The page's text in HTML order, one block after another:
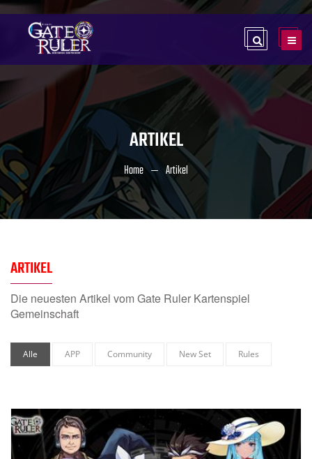
ARTIKEL
Home Artikel
ARTIKEL
Die neuesten Artikel vom Gate Ruler Kartenspiel
Gemeinschaft
Alle APP Community New Set Rules